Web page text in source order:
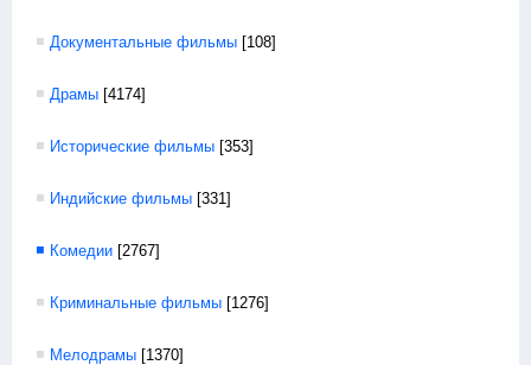
Документальные фильмы [108]
Драмы [4174]
Исторические фильмы [353]
Индийские фильмы [331]
Комедии [2767]
Криминальные фильмы [1276]
Мелодрамы [1370]